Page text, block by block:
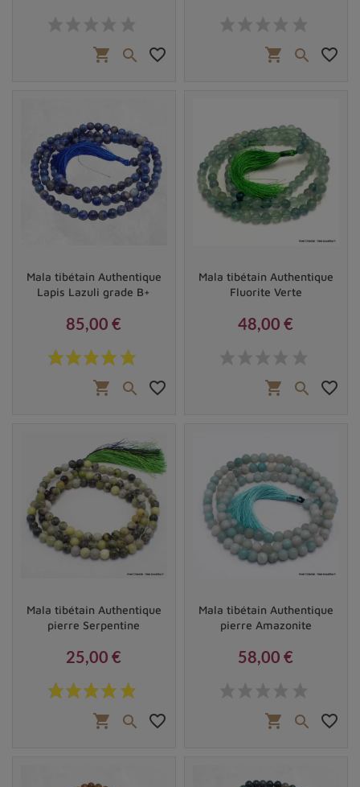
shopping_cart  favorite_border shopping_cart  favorite_border
Mala tibétain Authentique
Lapis Lazuli grade B+
Prix
85,00 €
shopping_cart  favorite_border
Mala tibétain Authentique
Fluorite Verte
48,00 €
shopping_cart  favorite_border
Mala tibétain Authentique
pierre Serpentine
Prix
25,00 €
shopping_cart  favorite_border
Mala tibétain Authentique
pierre Amazonite
58,00 €
shopping_cart  favorite_border